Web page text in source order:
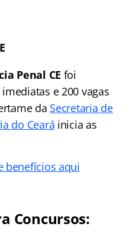
Penal CE foi
e 200 vagas
da Secretaria de
do Ceará inicia as
benefícios aqui
Concursos: